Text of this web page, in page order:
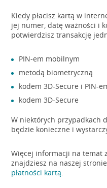
Kiedy płacisz kartą w
jej numer, datę ważności i
potwierdzisz transakcję
PIN-em mobilnym
metodą biometryczną
kodem 3D-Secure i PIN-
kodem 3D-Secure
W niektórych przypadkach
będzie konieczne i
Więcej informacji na temat
znajdziesz na naszej stronie
płatności kartą.